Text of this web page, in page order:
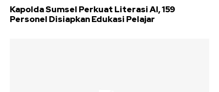
Kapolda Sumsel Perkuat Literasi AI, 159
Personel Disiapkan Edukasi Pelajar